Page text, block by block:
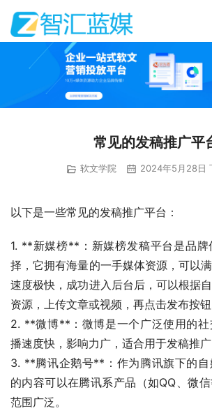
常见的发稿推广平
软文学院 2024年5月28日
以下是一些常见的发稿推广平台：
1. **新媒榜**：新媒榜发稿平台是品
择，它拥有海量的一手媒体资源，可以
速度极快，成功进入后台后，可以根据
资源，上传文章或视频，再点击发布按钮
2. **微博**：微博是一个广泛使用的
播速度快，影响力广，适合用于发稿推广
3. **腾讯企鹅号**：作为腾讯旗下的
的内容可以在腾讯系产品（如QQ、微
范围广泛。